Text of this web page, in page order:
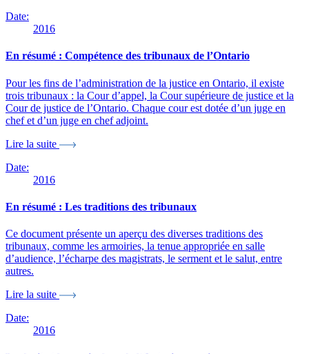
Date:
2016
En résumé : Compétence des tribunaux de l’Ontario
Pour les fins de l’administration de la justice en Ontario, il existe
trois tribunaux : la Cour d’appel, la Cour supérieure de justice et la
Cour de justice de l’Ontario. Chaque cour est dotée d’un juge en
chef et d’un juge en chef adjoint.
Lire la suite
Date:
2016
En résumé : Les traditions des tribunaux
Ce document présente un aperçu des diverses traditions des
tribunaux, comme les armoiries, la tenue appropriée en salle
d’audience, l’écharpe des magistrats, le serment et le salut, entre
autres.
Lire la suite
Date:
2016